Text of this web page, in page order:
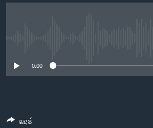
ຊຸມຊົນຊາວລາວ
ພາສາອັງກິດ
0:00
ແຊຣ໌